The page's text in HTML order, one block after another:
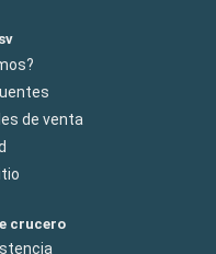
de venta
crucero